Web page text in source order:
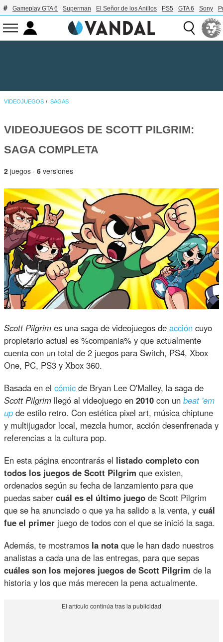
Gameplay GTA 6 Superman El Señor de los Anillos PS5 GTA 6 Sony
VIDEOJUEGOS SAGAS
VIDEOJUEGOS DE SCOTT PILGRIM:
SAGA COMPLETA
2 juegos ·6 versiones
Scott Pilgrim es una saga de videojuegos deacción cuyo
propietario actual es %compania% y que actualmente
cuenta con un total de 2 juegos para Switch, PS4, Xbox
One, PC, PS3 y Xbox 360.
Basada en elcómic de Bryan Lee O'Malley, la saga de
Scott Pilgrim llegó al videojuego en2010 con unbeat 'em
up de estilo retro. Con estética pixel art, música chiptune
y multijugador local, mezcla humor, acción desenfrenada y
referencias a la cultura pop.
En esta página encontrarás el listado completo con
todos los juegos de Scott Pilgrim que existen,
ordenados según su fecha de lanzamiento para que
puedas sabercuál es el último juego de Scott Pilgrim
que se ha anunciado o que ya ha salido a la venta, ycuál
fue el primer juego de todos con el que se inició la saga.
Además, te mostramos la nota que le han dado nuestros
analistas a cada una de las entregas, para que sepas
cuáles son los mejores juegos de Scott Pilgrim de la
historia y los que más merecen la pena actualmente.